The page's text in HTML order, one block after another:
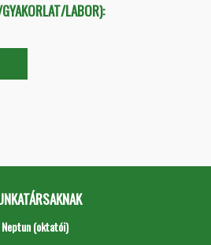
LABOR):
Neptun (oktatói)